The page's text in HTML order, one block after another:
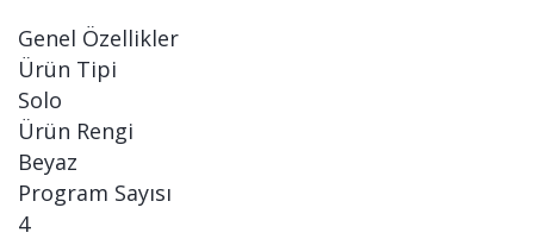
Genel Özellikler
Ürün Tipi
Solo
Ürün Rengi
Beyaz
Program Sayısı
4